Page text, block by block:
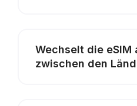
Wechselt die eSIM
zwischen den